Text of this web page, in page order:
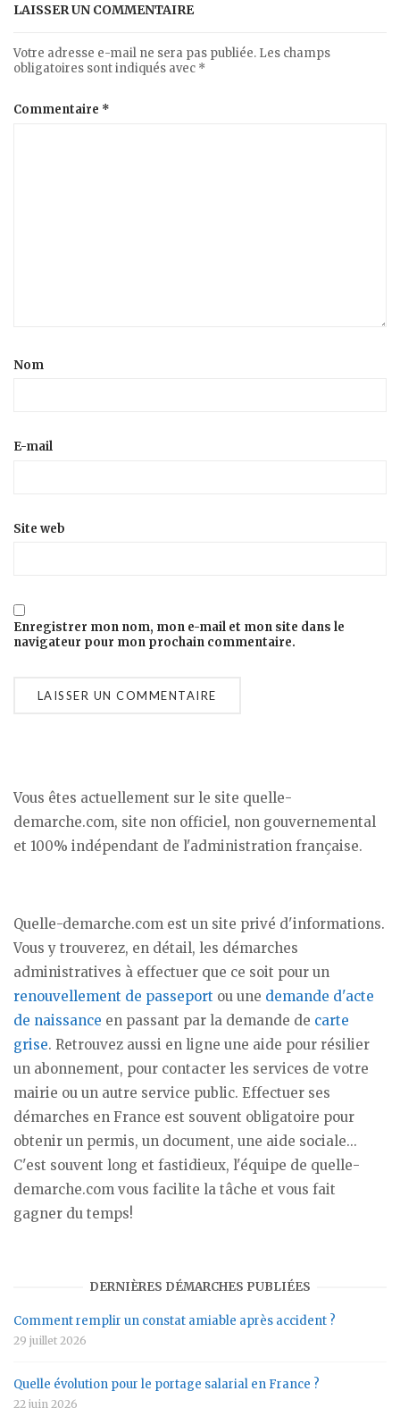
LAISSER UN COMMENTAIRE
Votre adresse e-mail ne sera pas publiée. Les champs
obligatoires sont indiqués avec *
Commentaire *
Nom
E-mail
Site web
Enregistrer mon nom, mon e-mail et mon site dans le
navigateur pour mon prochain commentaire.
Vous êtes actuellement sur le site quelle-
demarche.com, site non officiel, non gouvernemental
et 100% indépendant de l'administration française.
Quelle-demarche.com est un site privé d'informations.
Vous y trouverez, en détail, les démarches
administratives à effectuer que ce soit pour un
renouvellement de passeport ou une demande d'acte
de naissance en passant par la demande de carte
grise. Retrouvez aussi en ligne une aide pour résilier
un abonnement, pour contacter les services de votre
mairie ou un autre service public. Effectuer ses
démarches en France est souvent obligatoire pour
obtenir un permis, un document, une aide sociale...
C'est souvent long et fastidieux, l'équipe de quelle-
demarche.com vous facilite la tâche et vous fait
gagner du temps!
DERNIÈRES DÉMARCHES PUBLIÉES
Comment remplir un constat amiable après accident ?
29 juillet 2026
Quelle évolution pour le portage salarial en France ?
22 juin 2026